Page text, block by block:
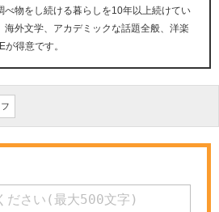
べ物をし続ける暮らしを10年以上続けてい
海外文学、アカデミックな話題全般、洋楽
が得意です。